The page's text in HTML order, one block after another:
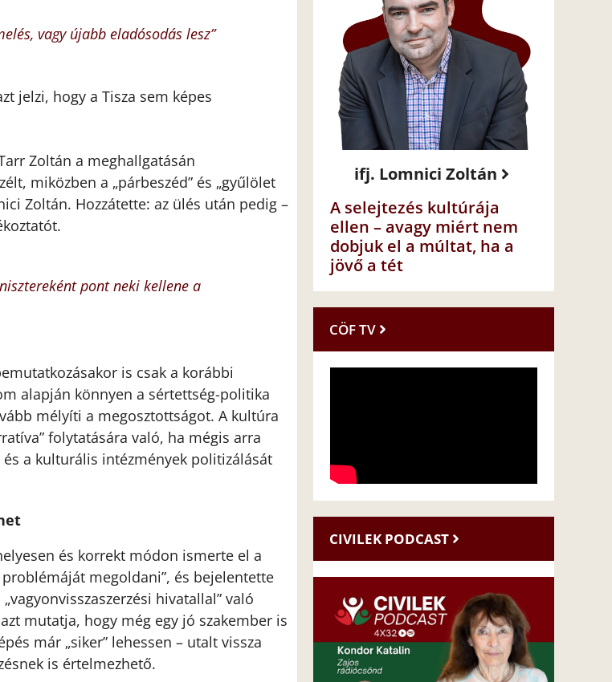
vagy újabb eladósodás lesz”
jelzi, hogy a Tisza sem képes
Zoltán a meghallgatásán
miközben a „párbeszéd” és „gyűlölet
Zoltán. Hozzátette: az ülés után pedig –
pont neki kellene a
is csak a korábbi
alapján könnyen a sértettség-politika
mélyíti a megosztottságot. A kultúra
folytatására való, ha mégis arra
a kulturális intézmények politizálását
és korrekt módon ismerte el a
megoldani”, és bejelentette
hivatallal” való
mutatja, hogy még egy jó szakember is
már „siker” lehessen – utalt vissza
is értelmezhető.
ifj. Lomnici Zoltán
A selejtezés kultúrája
ellen – avagy miért nem
dobjuk el a múltat, ha a
jövő a tét
CÖF TV
CIVILEK PODCAST